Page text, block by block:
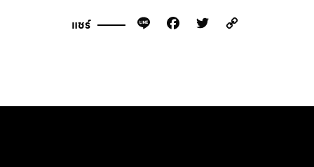
แชร์ Line Facebook
Twitter